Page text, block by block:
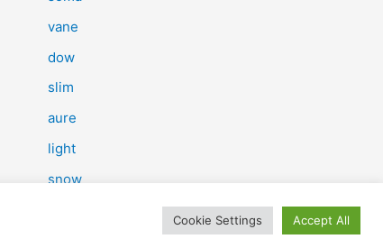
:vane
dow
slim
aure
light
snow
Cookie Settings Accept All